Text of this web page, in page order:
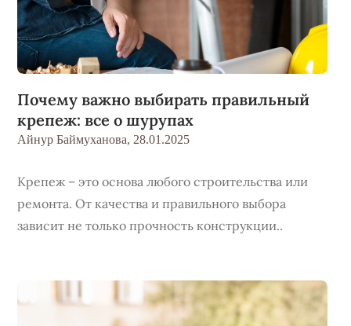
Почему важно выбирать правильный
крепеж: все о шурупах
Айнур Баймуханова, 28.01.2025
Крепеж – это основа любого строительства или
ремонта. От качества и правильного выбора
зависит не только прочность конструкции..